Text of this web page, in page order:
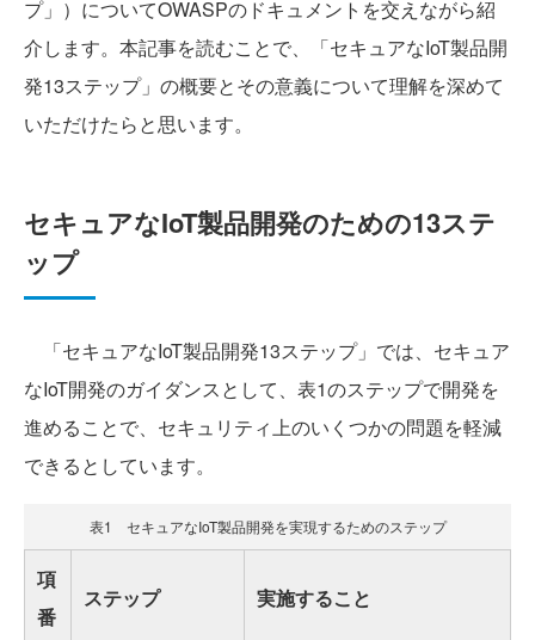
プ」）についてOWASPのドキュメントを交えながら紹
介します。本記事を読むことで、「セキュアなIoT製品開
発13ステップ」の概要とその意義について理解を深めて
いただけたらと思います。
セキュアなIoT製品開発のための13ステ
ップ
「セキュアなIoT製品開発13ステップ」では、セキュア
なIoT開発のガイダンスとして、表1のステップで開発を
進めることで、セキュリティ上のいくつかの問題を軽減
できるとしています。
表1 セキュアなIoT製品開発を実現するためのステップ
項
番
ステップ 実施すること